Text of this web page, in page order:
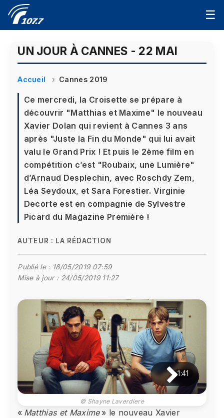
☰
UN JOUR À CANNES - 22 MAI
Accueil Cannes 2019
Ce mercredi, la Croisette se prépare à
découvrir "Matthias et Maxime" le nouveau
Xavier Dolan qui revient à Cannes 3 ans
après "Juste la Fin du Monde" qui lui avait
valu le Grand Prix ! Et puis le 2ème film en
compétition c’est "Roubaix, une Lumière"
d’Arnaud Desplechin, avec Roschdy Zem,
Léa Seydoux, et Sara Forestier. Virginie
Decorte est en compagnie de Sylvestre
Picard du Magazine Première !
AUTEUR : LA RÉDACTION
Publié le : 18/05/2019 07:59
Mise à jour : 24/05/2019 11:27
1:41
© Shayne Laverdiere
« Matthias et Maxime» le nouveau Xavier